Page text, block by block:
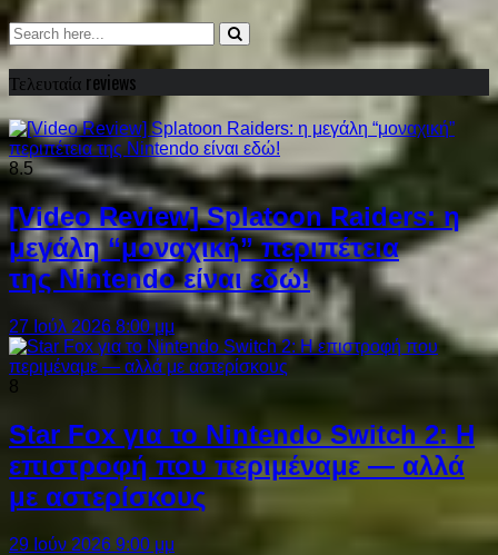
Τελευταία reviews
8.5
[Video Review] Splatoon Raiders: η
μεγάλη “μοναχική” περιπέτεια
της Nintendo είναι εδώ!
27 Ιούλ 2026 8:00 μμ
8
Star Fox για το Nintendo Switch 2: Η
επιστροφή που περιμέναμε — αλλά
με αστερίσκους
29 Ιούν 2026 9:00 μμ